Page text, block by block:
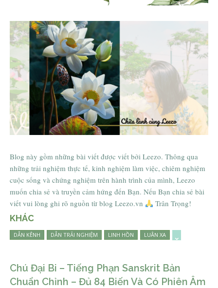
Thông tin chi tiết các lớp học
Chữa lành cùng Leezo
Blog này gồm những bài viết được viết bởi Leezo. Thông qua
những trải nghiệm thực tế, kinh nghiệm làm việc, chiêm nghiệm
cuộc sống và chứng nghiệm trên hành trình của mình, Leezo
muốn chia sẻ và truyền cảm hứng đến Bạn. Nếu Bạn chia sẻ bài
viết vui lòng ghi rõ nguồn từ blog Leezo.vn
Trân Trọng!
KHÁC
DẪN KÊNH DẪN TRẢI NGHIỆM LINH HỒN LUÂN XA
Chú Đại Bi – Tiếng Phạn Sanskrit Bản
Chuẩn Chỉnh – Đủ 84 Biến Và Có Phiên Âm